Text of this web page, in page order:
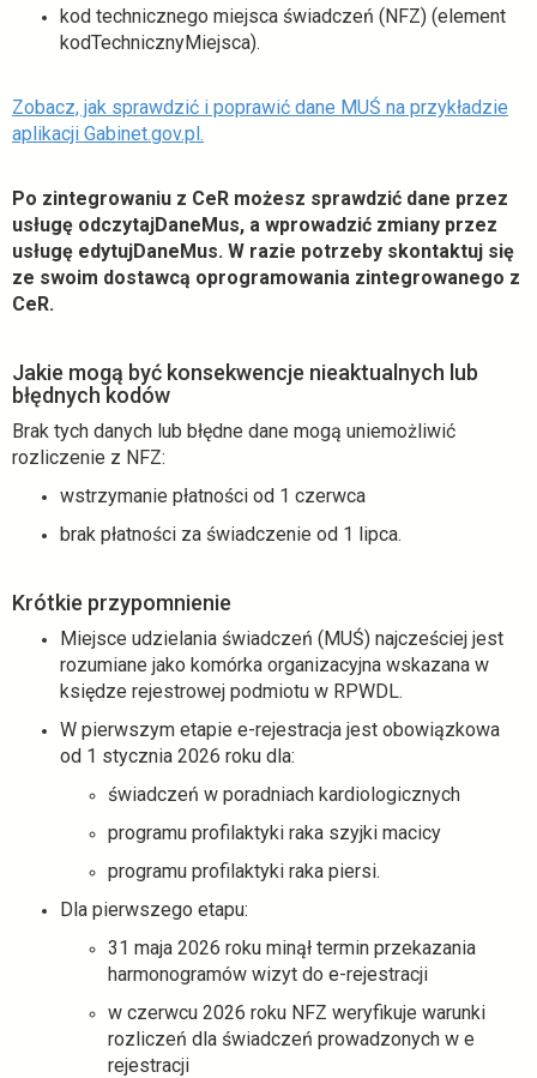
kod technicznego miejsca świadczeń (NFZ) (element
kodTechnicznyMiejsca).
Zobacz, jak sprawdzić i poprawić dane MUŚ na przykładzie
aplikacji Gabinet.gov.pl.
i
e
r
a
ę
n
o
e
r
c
i
e
Po zintegrowaniu z CeR możesz sprawdzić dane przez
usługę odczytajDaneMus, a wprowadzić zmiany przez
usługę edytujDaneMus. W razie potrzeby skontaktuj się
ze swoim dostawcą oprogramowania zintegrowanego z
CeR.
Jakie mogą być konsekwencje nieaktualnych lub
błędnych kodów
Brak tych danych lub błędne dane mogą uniemożliwić
rozliczenie z NFZ:
wstrzymanie płatności od 1 czerwca
brak płatności za świadczenie od 1 lipca.
Krótkie przypomnienie
Miejsce udzielania świadczeń (MUŚ) najcześciej jest
rozumiane jako komórka organizacyjna wskazana w
księdze rejestrowej podmiotu w RPWDL.
W pierwszym etapie e-rejestracja jest obowiązkowa
od 1 stycznia 2026 roku dla:
świadczeń w poradniach kardiologicznych
programu profilaktyki raka szyjki macicy
programu profilaktyki raka piersi.
Dla pierwszego etapu:
31 maja 2026 roku minął termin przekazania
harmonogramów wizyt do e-rejestracji
w czerwcu 2026 roku NFZ weryfikuje warunki
rozliczeń dla świadczeń prowadzonych w e
rejestracji